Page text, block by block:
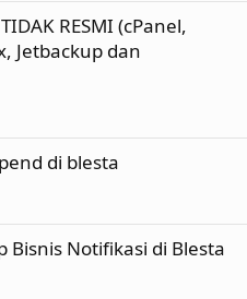
RESMI (cPanel,
Jetbackup dan
di blesta
Bisnis Notifikasi di Blesta